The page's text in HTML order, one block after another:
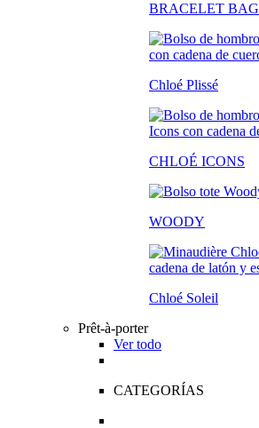
BRACELET BAG
Chloé Plissé
CHLOÉ ICONS
WOODY
Chloé Soleil
Prêt-à-porter
Ver todo
CATEGORÍAS